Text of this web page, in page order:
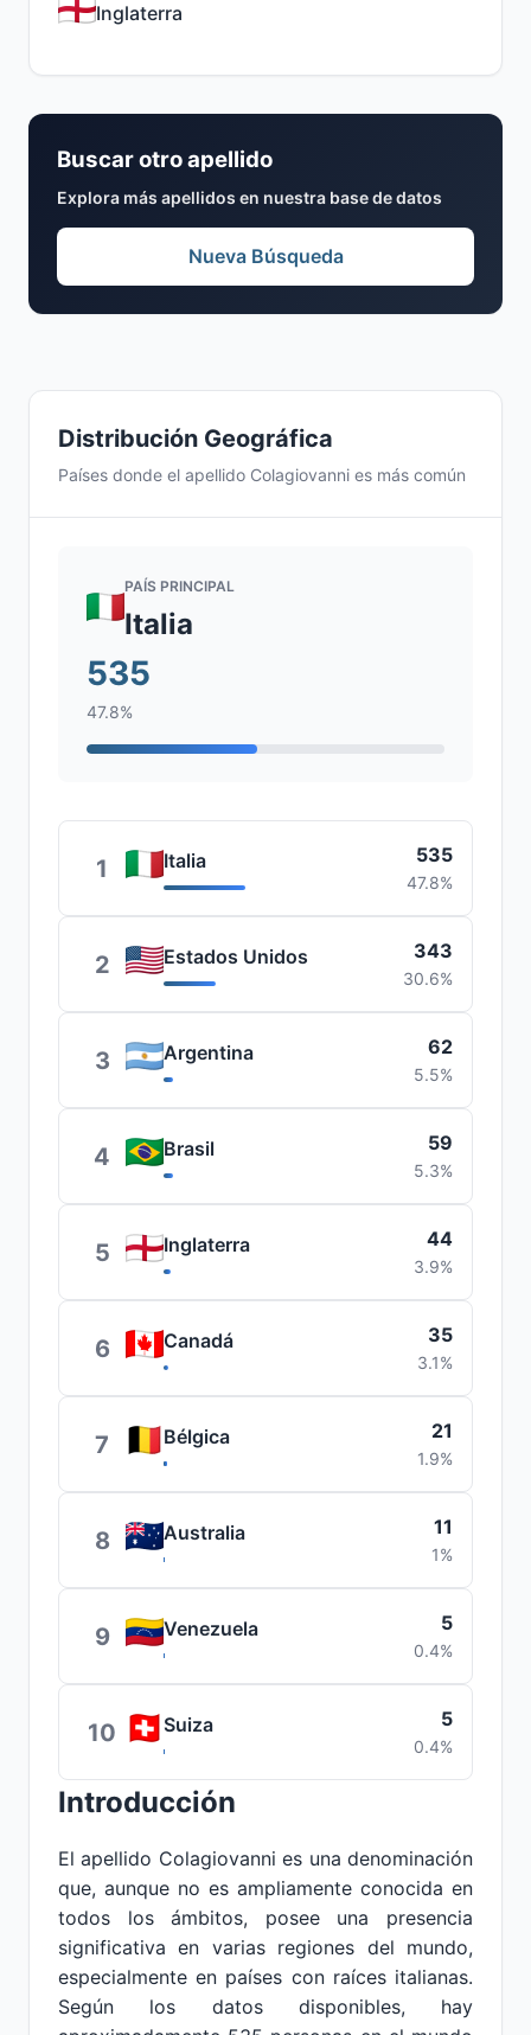
Distribución Geográfica
Países donde el apellido Colagiovanni es más común
PAÍS PRINCIPAL
Italia
535
47.8%
1 Italia 535
47.8%
2 Estados Unidos 343
30.6%
3 Argentina 62
5.5%
4 Brasil 59
5.3%
5 Inglaterra 44
3.9%
6 Canadá 35
3.1%
7 Bélgica 21
1.9%
8 Australia 11
1%
9 Venezuela 5
0.4%
10 Suiza 5
0.4%
Introducción
El apellido Colagiovanni es una denominación
que, aunque no es ampliamente conocida en
todos los ámbitos, posee una presencia
significativa en varias regiones del mundo,
especialmente en países con raíces italianas.
Según los datos disponibles, hay
Inglaterra
Buscar otro apellido
Explora más apellidos en nuestra base de datos
Nueva Búsqueda